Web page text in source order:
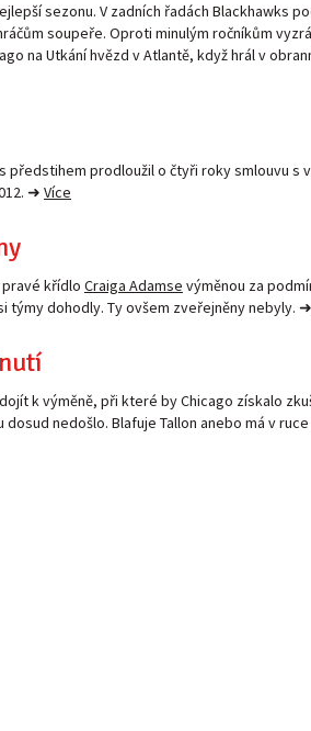
sezonu. V zadních řadách Blackhawks
soupeře. Oproti minulým ročníkům
na Utkání hvězd v Atlantě, když hrál v
předstihem prodloužil o čtyři roky smlouvu s
➜ Více
pravé křídlo Craiga Adamse výměnou za
týmy dohodly. Ty ovšem zveřejněny nebyly. ➜
k výměně, při které by Chicago získalo
nedošlo. Blafuje Tallon anebo má v